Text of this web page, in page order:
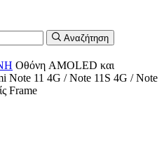
Αναζήτηση
Οθόνη AMOLED και
Note 11 4G / Note 11S 4G / Note
Frame